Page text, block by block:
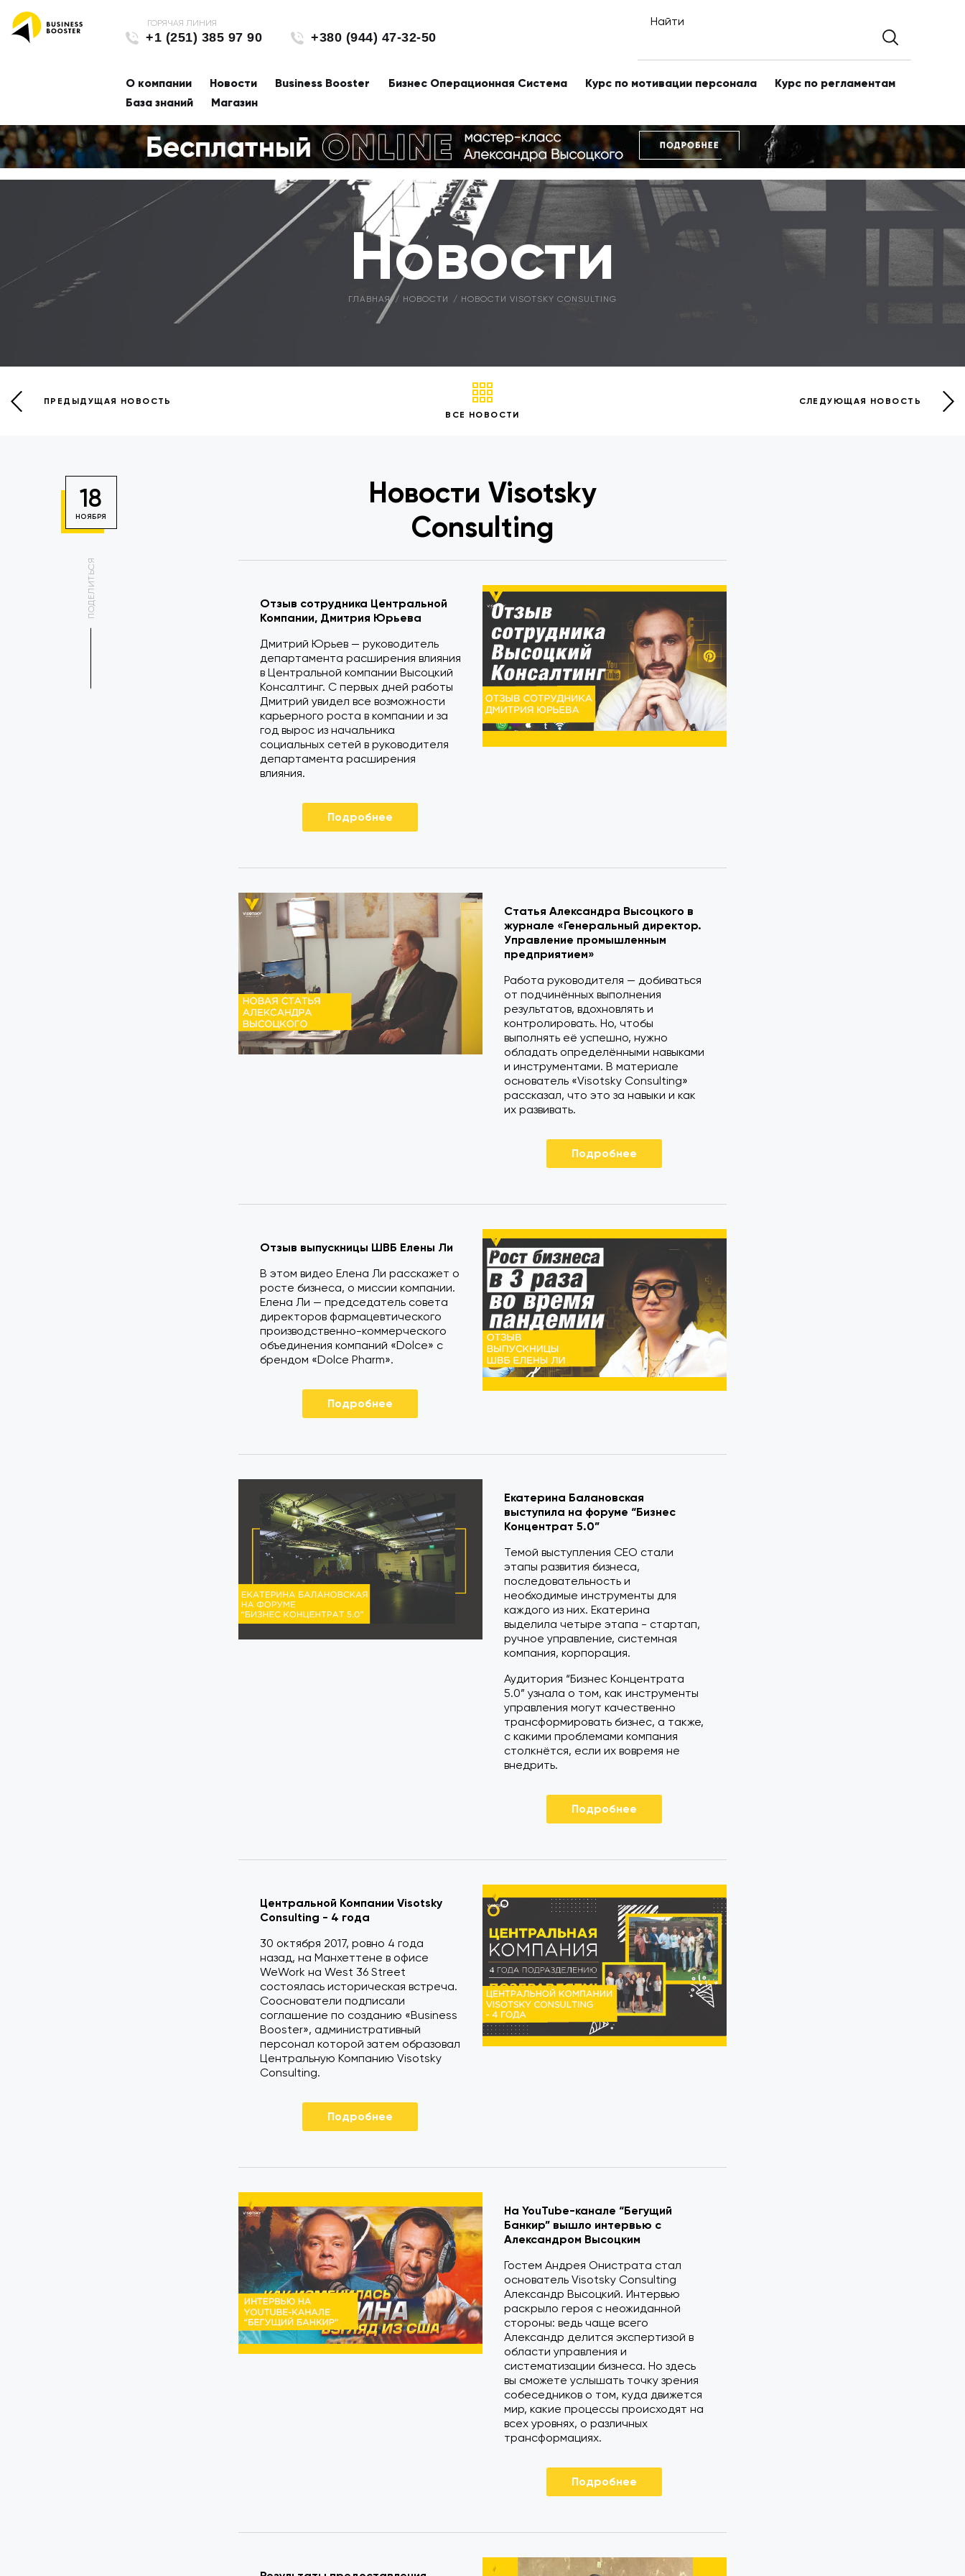
+1 (251) 385 97 90 +380 (944) 47-32-50
Найти
О компании Новости Business Booster Бизнес Операционная Система Курс по мотивации персонала
Курс по регламентам
База знаний
Магазин
Новости
ГЛАВНАЯ НОВОСТИ НОВОСТИ VISOTSKY CONSULTING
ПРЕДЫДУЩАЯ НОВОСТЬ
ВСЕ НОВОСТИ
СЛЕДУЮЩАЯ НОВОСТЬ
18
НОЯБРЯ
ПОДЕЛИТЬСЯ
Новости Visotsky
Consulting
Отзыв сотрудника Центральной
Компании, Дмитрия Юрьева
Дмитрий Юрьев — руководитель
департамента расширения влияния
в Центральной компании Высоцкий
Консалтинг. С первых дней работы
Дмитрий увидел все возможности
карьерного роста в компании и за
год вырос из начальника
социальных сетей в руководителя
департамента расширения
влияния.
Подробнее
Статья Александра Высоцкого в
журнале «Генеральный директор.
Управление промышленным
предприятием»
Работа руководителя — добиваться
от подчинённых выполнения
результатов, вдохновлять и
контролировать. Но, чтобы
выполнять её успешно, нужно
обладать определёнными навыками
и инструментами. В материале
основатель «Visotsky Consulting»
рассказал, что это за навыки и как
их развивать.
Подробнее
Отзыв выпускницы ШВБ Елены Ли
В этом видео Елена Ли расскажет о
росте бизнеса, о миссии компании.
Елена Ли — председатель совета
директоров фармацевтического
производственно-коммерческого
объединения компаний «Dolce» с
брендом «Dolce Pharm».
Подробнее
Екатерина Балановская
выступила на форуме “Бизнес
Концентрат 5.0”
Темой выступления CEO стали
этапы развития бизнеса,
последовательность и
необходимые инструменты для
каждого из них. Екатерина
выделила четыре этапа - стартап,
ручное управление, системная
компания, корпорация.
Аудитория “Бизнес Концентрата
5.0” узнала о том, как инструменты
управления могут качественно
трансформировать бизнес, а также,
с какими проблемами компания
столкнётся, если их вовремя не
внедрить.
Подробнее
Центральной Компании Visotsky
Consulting - 4 года
30 октября 2017, ровно 4 года
назад, на Манхеттене в офисе
WeWork на West 36 Street
состоялась историческая встреча.
Сооснователи подписали
соглашение по созданию «Business
Booster», административный
персонал которой затем образовал
Центральную Компанию Visotsky
Consulting.
Подробнее
На YouTube-канале “Бегущий
Банкир” вышло интервью с
Александром Высоцким
Гостем Андрея Онистрата стал
основатель Visotsky Consulting
Александр Высоцкий. Интервью
раскрыло героя с неожиданной
стороны: ведь чаще всего
Александр делится экспертизой в
области управления и
систематизации бизнеса. Но здесь
вы сможете услышать точку зрения
собеседников о том, куда движется
мир, какие процессы происходят на
всех уровнях, о различных
трансформациях.
Подробнее